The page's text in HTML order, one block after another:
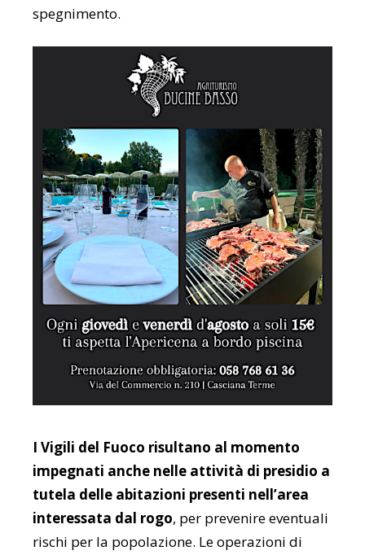
spegnimento.
I Vigili del Fuoco risultano al momento
impegnati anche nelle attività di presidio a
tutela delle abitazioni presenti nell’area
interessata dal rogo, per prevenire eventuali
rischi per la popolazione. Le operazioni di